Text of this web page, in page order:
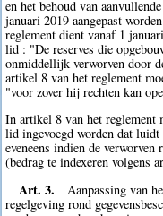
en het behoud van
januari 2019 aangepast
reglement dient vanaf 1
lid : "De reserves die
onmiddellijk verworven door
artikel 8 van het reglement
"voor zover hij rechten kan
In artikel 8 van het reglement
lid ingevoegd worden dat
eveneens indien de
(bedrag te indexeren volgens
Art. 3.
Aanpassing van
regelgeving rond